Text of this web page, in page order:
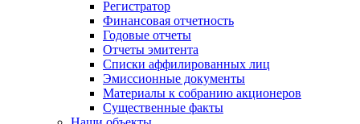
Регистратор
Финансовая отчетность
Годовые отчеты
Отчеты эмитента
Списки аффилированных лиц
Эмиссионные документы
Материалы к собранию акционеров
Существенные факты